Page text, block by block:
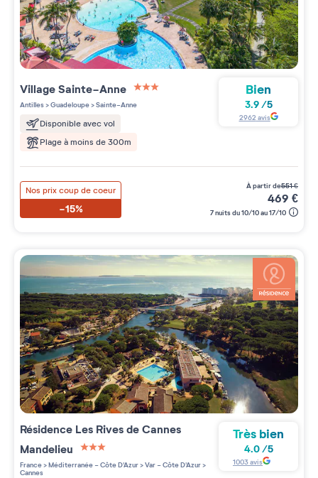
VillageSainte-Anne
3 étoiles sur 5
Antilles>Guadeloupe>Sainte-Anne
Disponible avec vol
Plage à moins de 300m
Bien
3.9/5
2962 avis
Nos prix coup de coeur
-15%
à partir de551€
469 €
7 nuits du 10/10 au 17/10
Résidence Les Rives de Cannes
Mandelieu
3 étoiles sur 5
France>Méditerranée - Côte D'Azur>Var - Côte D'Azur>
Cannes
Très bien
4.0/5
1003avis